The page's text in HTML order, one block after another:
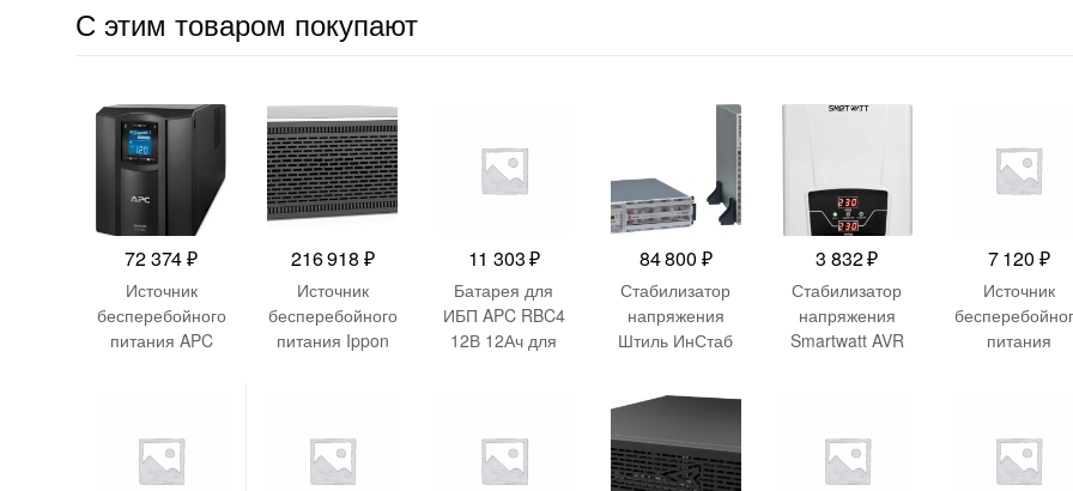
С этим товаром покупают
72 374₽
Источник
бесперебойного
питания APC
черный
216 918 ₽
Источник
бесперебойного
питания Ippon
10000ВА
черный
11 303₽
Батарея для
ИБП APC RBC4
12В 12Ач для
620NET/SU650V
S/BK650MC/SUV
84 800 ₽
Стабилизатор
напряжения
Штиль ИнСтаб
8000Вт 10000ВА
3 832₽
Стабилизатор
напряжения
Smartwatt AVR
7 120 ₽
Источник
питания